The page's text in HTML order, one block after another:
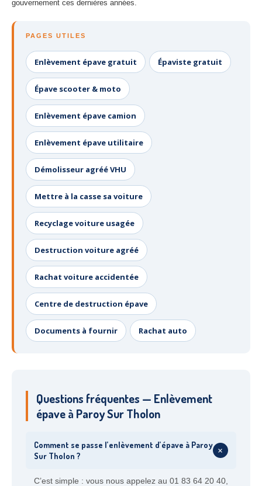
gouvernement ces dernières années.
PAGES UTILES
Enlèvement épave gratuit Épaviste gratuit
Épave scooter & moto
Enlèvement épave camion
Enlèvement épave utilitaire
Démolisseur agréé VHU
Mettre à la casse sa voiture
Recyclage voiture usagée
Destruction voiture agréé
Rachat voiture accidentée
Centre de destruction épave
Documents à fournir Rachat auto
Questions fréquentes — Enlèvement
épave à Paroy Sur Tholon
Comment se passe l’enlèvement d’épave à Paroy
Sur Tholon ?
+
C’est simple : vous nous appelez au 01 83 64 20 40,